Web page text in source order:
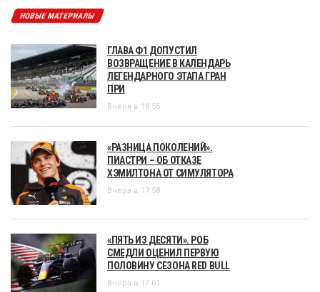
НОВЫЕ МАТЕРИАЛЫ
ГЛАВА Ф1 ДОПУСТИЛ
ВОЗВРАЩЕНИЕ В КАЛЕНДАРЬ
ЛЕГЕНДАРНОГО ЭТАПА ГРАН
ПРИ
Вчера в 18:55
«РАЗНИЦА ПОКОЛЕНИЙ».
ПИАСТРИ – ОБ ОТКАЗЕ
ХЭМИЛТОНА ОТ СИМУЛЯТОРА
Вчера в 17:58
«ПЯТЬ ИЗ ДЕСЯТИ». РОБ
СМЕДЛИ ОЦЕНИЛ ПЕРВУЮ
ПОЛОВИНУ СЕЗОНА RED BULL
Вчера в 17:01